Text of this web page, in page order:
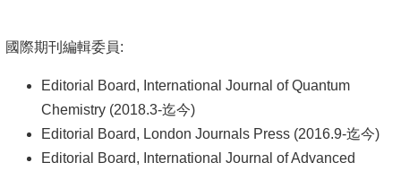
會
國際期刊編輯委員:
Editorial Board, International Journal of Quantum
Chemistry (2018.3-迄今)
Editorial Board, London Journals Press (2016.9-迄今)
Editorial Board, International Journal of Advanced